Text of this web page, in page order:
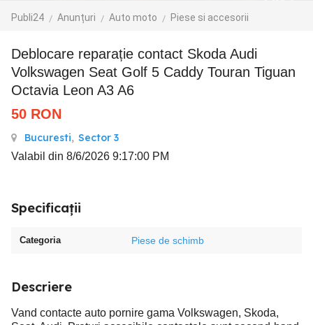
Publi24 Anunțuri Auto moto Piese si accesorii
Deblocare reparație contact Skoda Audi
Volkswagen Seat Golf 5 Caddy Touran Tiguan
Octavia Leon A3 A6
50 RON
Bucuresti, Sector 3
Valabil din 8/6/2026 9:17:00 PM
Specificații
Categoria Piese de schimb
Descriere
Vand contacte auto pornire gama Volkswagen, Skoda,